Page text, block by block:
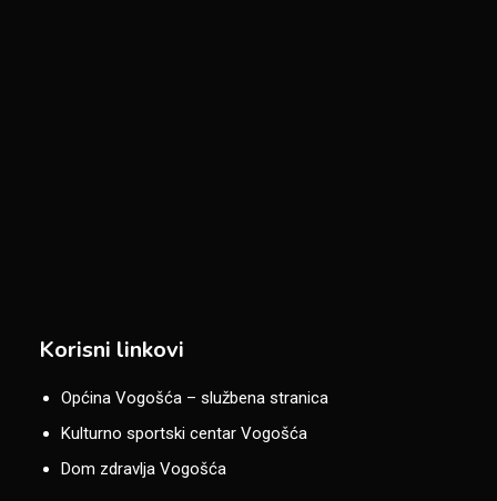
Korisni linkovi
Općina Vogošća – službena stranica
Kulturno sportski centar Vogošća
Dom zdravlja Vogošća